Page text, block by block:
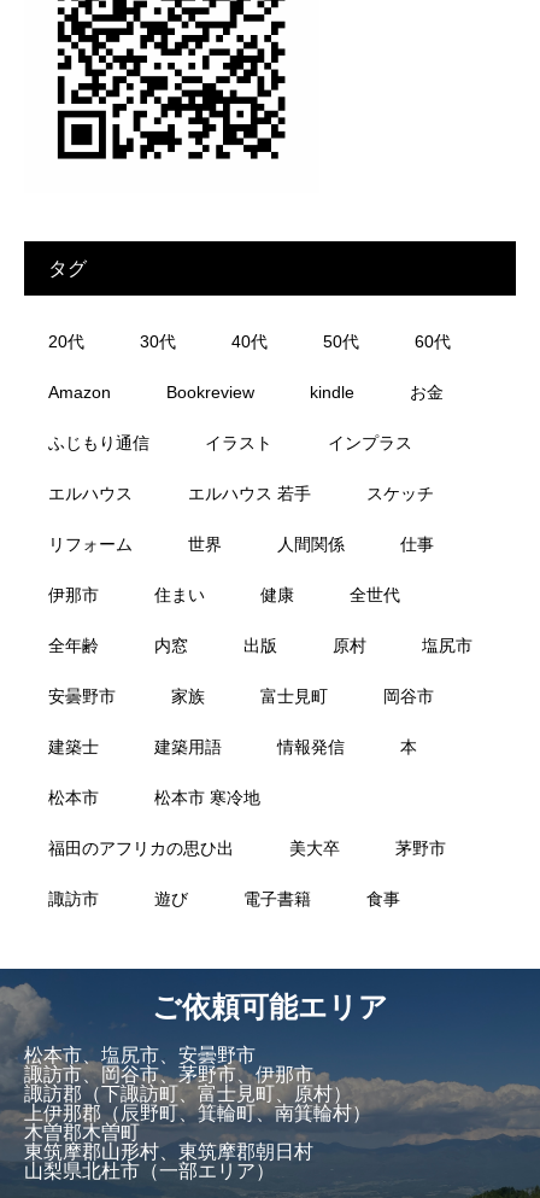
タグ
20代 30代 40代 50代 60代
Amazon Bookreview kindle お金
ふじもり通信 イラスト インプラス
エルハウス エルハウス 若手 スケッチ
リフォーム 世界 人間関係 仕事
伊那市 住まい 健康 全世代
全年齢 内窓 出版 原村 塩尻市
安曇野市 家族 富士見町 岡谷市
建築士 建築用語 情報発信 本
松本市 松本市 寒冷地
福田のアフリカの思ひ出 美大卒 茅野市
諏訪市 遊び 電子書籍 食事
ご依頼可能エリア
松本市、塩尻市、安曇野市
諏訪市、岡谷市、茅野市、伊那市
諏訪郡（下諏訪町、富士見町、原村）
上伊那郡（辰野町、箕輪町、南箕輪村）
木曽郡木曽町
東筑摩郡山形村、東筑摩郡朝日村
山梨県北杜市（一部エリア）